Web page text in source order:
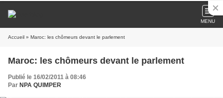
MENU
Accueil » Maroc: les chômeurs devant le parlement
Maroc: les chômeurs devant le parlement
Publié le 16/02/2011 à 08:46
Par NPA QUIMPER